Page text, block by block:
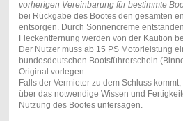
vorherigen Vereinbarung für bestimmte
bei Rückgabe des Bootes den gesamten
entsorgen. Durch Sonnencreme
Fleckentfernung werden von der Kaution
Der Nutzer muss ab 15 PS Motorleistung
bundesdeutschen Bootsführerschein
Original vorlegen.
Falls der Vermieter zu dem Schluss
über das notwendige Wissen und
Nutzung des Bootes untersagen.